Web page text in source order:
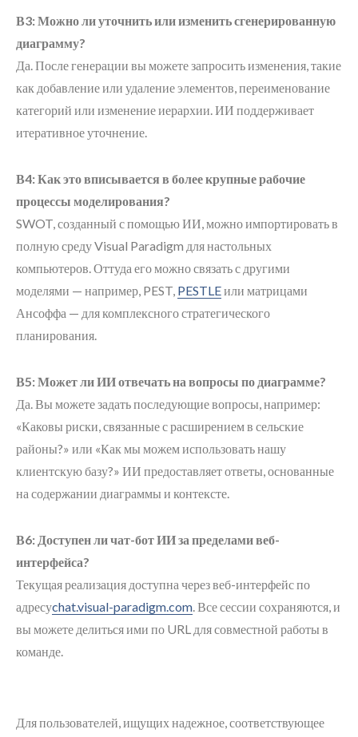
В3: Можно ли уточнить или изменить сгенерированную
диаграмму?
Да. После генерации вы можете запросить изменения, такие
как добавление или удаление элементов, переименование
категорий или изменение иерархии. ИИ поддерживает
итеративное уточнение.
В4: Как это вписывается в более крупные рабочие
процессы моделирования?
SWOT, созданный с помощью ИИ, можно импортировать в
полную среду Visual Paradigm для настольных
компьютеров. Оттуда его можно связать с другими
моделями — например, PEST, PESTLEили матрицами
Ансоффа — для комплексного стратегического
планирования.
В5: Может ли ИИ отвечать на вопросы по диаграмме?
Да. Вы можете задать последующие вопросы, например:
«Каковы риски, связанные с расширением в сельские
районы?» или «Как мы можем использовать нашу
клиентскую базу?» ИИ предоставляет ответы, основанные
на содержании диаграммы и контексте.
В6: Доступен ли чат-бот ИИ за пределами веб-
интерфейса?
Текущая реализация доступна через веб-интерфейс по
адресуchat.visual-paradigm.com. Все сессии сохраняются, и
вы можете делиться ими по URL для совместной работы в
команде.
Для пользователей, ищущих надежное, соответствующее